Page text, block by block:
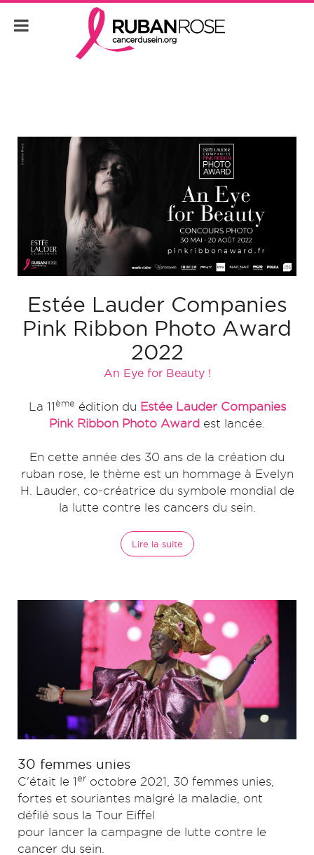
Estée Lauder Companies
Pink Ribbon Photo Award
2022
An Eye for Beauty !
La 11ème édition du Estée Lauder Companies
Pink Ribbon Photo Award est lancée.
En cette année des 30 ans de la création du
ruban rose, le thème est un hommage à Evelyn
H. Lauder, co-créatrice du symbole mondial de
la lutte contre les cancers du sein.
Lire la suite
30 femmes unies
C'était le 1er octobre 2021, 30 femmes unies,
fortes et souriantes malgré la maladie, ont
défilé sous la Tour Eiffel
pour lancer la campagne de lutte contre le
cancer du sein.